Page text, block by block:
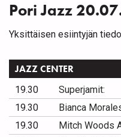
Pori Jazz
Yksittäisen esiintyjän
JAZZ CENTER
19.30
Superjamit:
19.30
Bianca
19.30
Mitch Woods